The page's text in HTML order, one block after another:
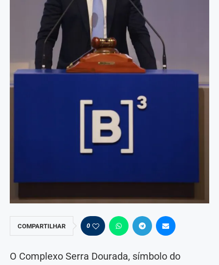
COMPARTILHAR 0
O Complexo Serra Dourada, símbolo do